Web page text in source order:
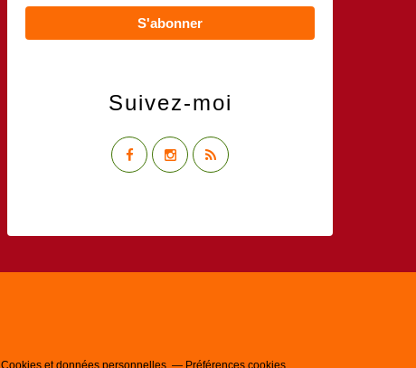
Suivez-moi
Cookies et données personnelles Préférences cookies